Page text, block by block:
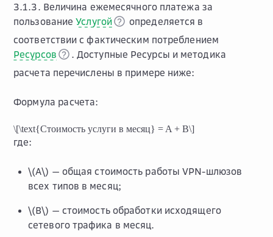
3.1.3. Величина ежемесячного платежа за
пользованиеУслугой
определяется в
соответствии с фактическим потреблением
Ресурсов
. Доступные Ресурсы и методика
расчета перечислены в примере ниже:
Формула расчета:
\[\text{Стоимость услуги в месяц} = A + B\]
где:
\(A\) — общая стоимость работы VPN-шлюзов
всех типов в месяц;
\(B\) — стоимость обработки исходящего
сетевого трафика в месяц.